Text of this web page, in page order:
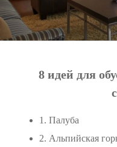
8 идей для
1. Палуба
2. Альпийская